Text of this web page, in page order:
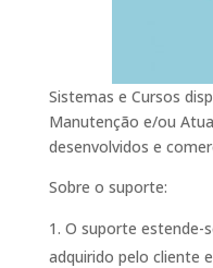
Sistemas e Cursos
Manutenção e/ou
desenvolvidos e
Sobre o suporte:
O suporte estende-
adquirido pelo cliente